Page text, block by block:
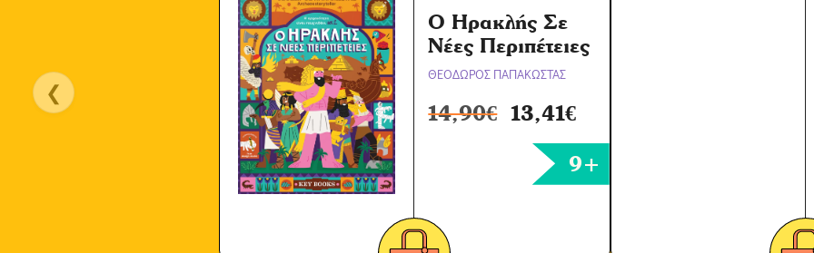
❮
O Hρακλής Σε
Νέες Περιπέτειες
ΘΕΟΔΩΡΟΣ ΠΑΠΑΚΩΣΤΑΣ
14,90€ 13,41€
9+